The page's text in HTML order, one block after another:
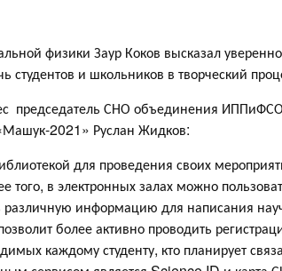
физики Заур Коков высказал
студентов и школьников в творческий
председатель СНО объединения
2021» Руслан Жидков:
для проведения своих
в электронных залах можно
информацию для написания
более активно проводить
каждому студенту, кто планирует